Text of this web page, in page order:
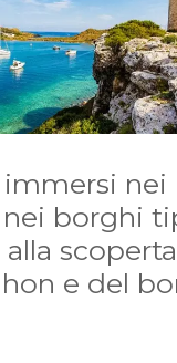
nei
nei borghi
e del